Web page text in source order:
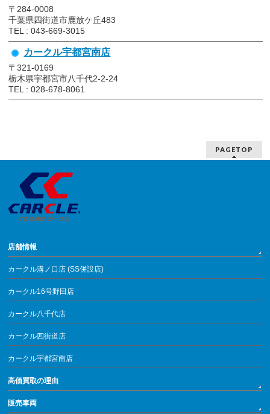
〒284-0008
千葉県四街道市鹿放ケ丘483
TEL : 043-669-3015
カークル宇都宮南店
〒321-0169
栃木県宇都宮市八千代2-2-24
TEL : 028-678-8061
PAGETOP
店舗情報
カークル溝ノ口店 (SS併設店)
カークル16号野田店
カークル八千代店
カークル四街道店
カークル宇都宮南店
高価買取の理由
販売車両